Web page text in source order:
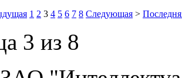
1 2 3 4 5 6 7 8 Следующая >
3 из 8